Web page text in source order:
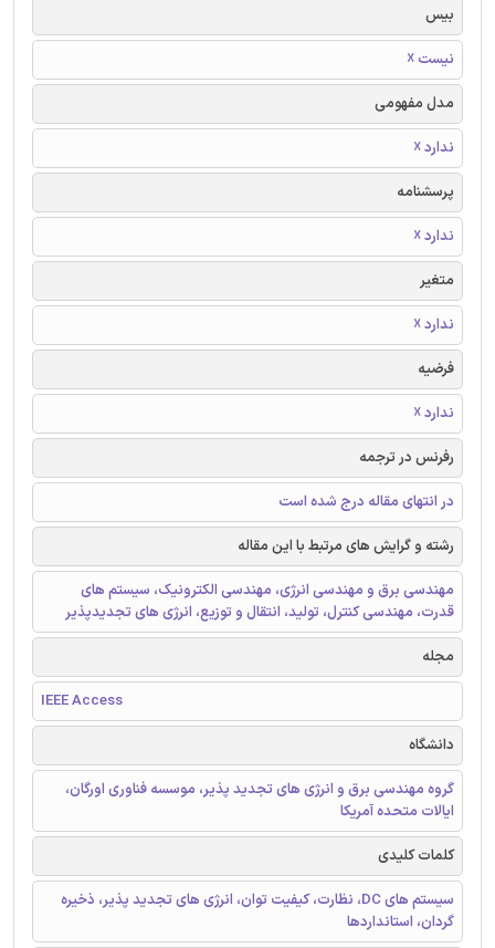
بیس
نیست ☓
مدل مفهومی
ندارد ☓
پرسشنامه
ندارد ☓
متغیر
ندارد ☓
فرضیه
ندارد ☓
رفرنس در ترجمه
در انتهای مقاله درج شده است
رشته و گرایش های مرتبط با این مقاله
مهندسی برق و مهندسی انرژی، مهندسی الکترونیک، سیستم های
قدرت، مهندسی کنترل، تولید، انتقال و توزیع، انرژی های تجدیدپذیر
مجله
IEEE Access
دانشگاه
گروه مهندسی برق و انرژی های تجدید پذیر، موسسه فناوری اورگان،
ایالات متحده آمریکا
کلمات کلیدی
سیستم های DC، نظارت، کیفیت توان، انرژی های تجدید پذیر، ذخیره
گردان، استانداردها